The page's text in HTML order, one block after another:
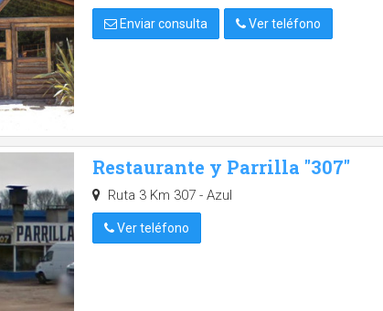
Enviar consulta Ver teléfono
Restaurante y Parrilla "307"
Ruta 3 Km 307 - Azul
Ver teléfono